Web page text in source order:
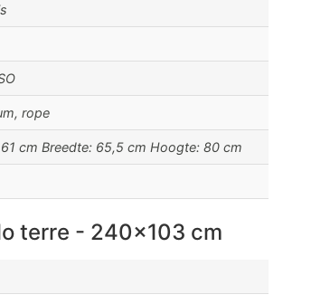
rope
cm Breedte: 65,5 cm Hoogte: 80 cm
terre - 240x103 cm